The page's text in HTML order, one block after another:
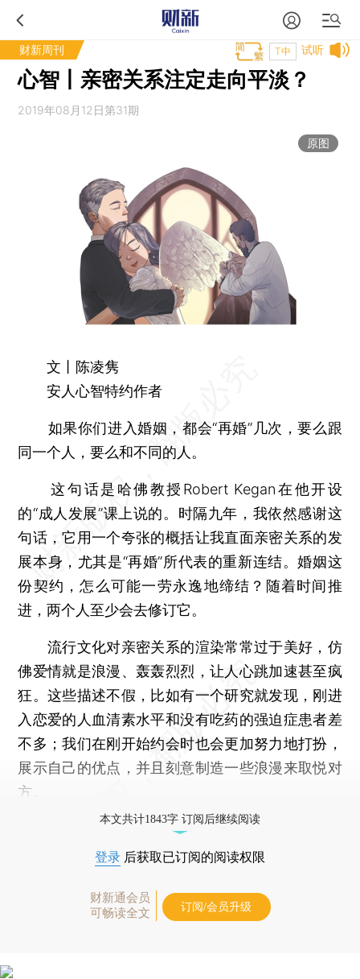
财新周刊 试听
T中
心智丨亲密关系注定走向平淡？
2019年08月12日第31期
原图
文丨陈凌隽
安人心智特约作者
如果你们进入婚姻，都会“再婚”几次，要么跟
同一个人，要么和不同的人。
这句话是哈佛教授Robert Kegan在他开设
的“成人发展”课上说的。时隔九年，我依然感谢这
句话，它用一个夸张的概括让我直面亲密关系的发
展本身，尤其是“再婚”所代表的重新连结。婚姻这
份契约，怎么可能一劳永逸地缔结？随着时间推
进，两个人至少会去修订它。
流行文化对亲密关系的渲染常常过于美好，仿
佛爱情就是浪漫、轰轰烈烈，让人心跳加速甚至疯
狂。这些描述不假，比如有一个研究就发现，刚进
入恋爱的人血清素水平和没有吃药的强迫症患者差
不多；我们在刚开始约会时也会更加努力地打扮，
展示自己的优点，并且刻意制造一些浪漫来取悦对
方。
本文共计1843字 订阅后继续阅读
登录 后获取已订阅的阅读权限
财新通会员
可畅读全文
订阅/会员升级